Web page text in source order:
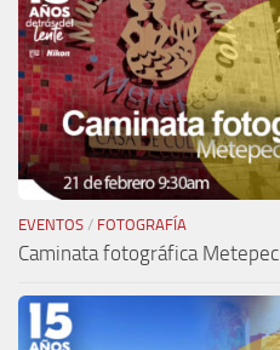
EVENTOS / FOTOGRAFÍA
Caminata fotográfica Metepec